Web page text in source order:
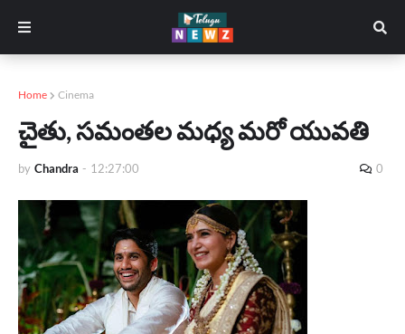
Home Cinema
చైతు, స‌మంత‌ల మధ్య మరో యువతి
by Chandra - 12:27:00 0